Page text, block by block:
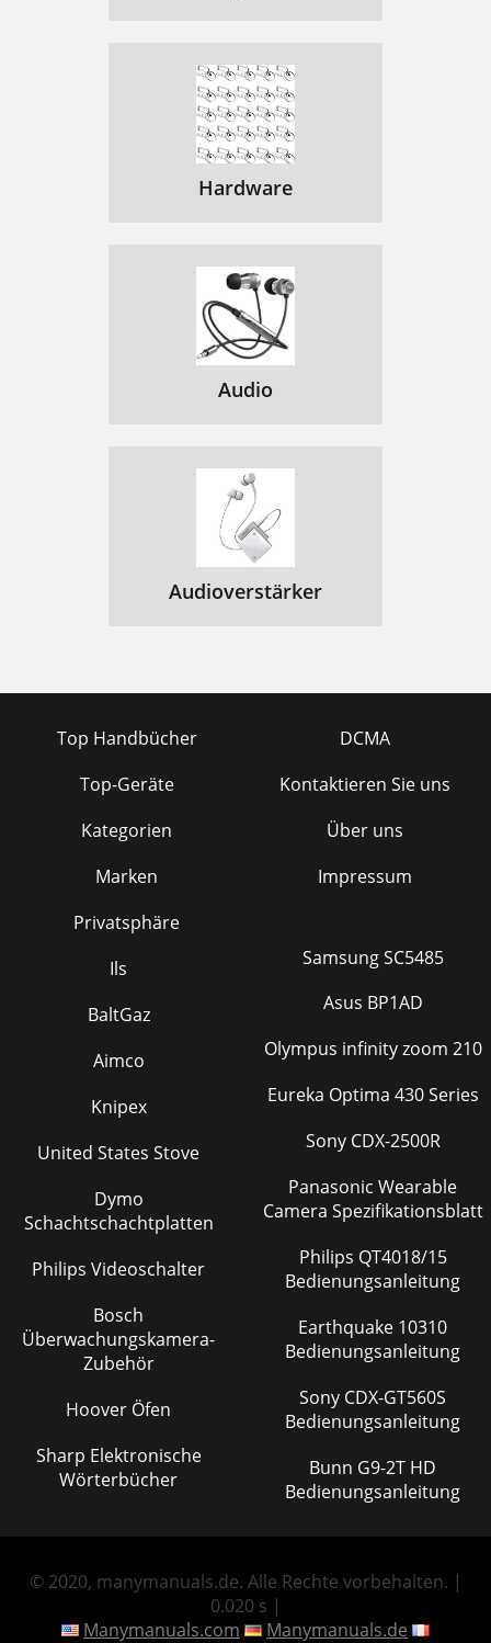
Hardware
Audio
Audioverstärker
Top Handbücher
Top-Geräte
Kategorien
Marken
Privatsphäre
DCMA
Kontaktieren Sie uns
Über uns
Impressum
Ils
BaltGaz
Aimco
Knipex
United States Stove
Dymo
Schachtschachtplatten
Philips Videoschalter
Bosch
Überwachungskamera-
Zubehör
Hoover Öfen
Sharp Elektronische
Wörterbücher
Samsung SC5485
Asus BP1AD
Olympus infinity zoom 210
Eureka Optima 430 Series
Sony CDX-2500R
Panasonic Wearable
Camera Spezifikationsblatt
Philips QT4018/15
Bedienungsanleitung
Earthquake 10310
Bedienungsanleitung
Sony CDX-GT560S
Bedienungsanleitung
Bunn G9-2T HD
Bedienungsanleitung
© 2020, manymanuals.de. Alle Rechte vorbehalten. |
0.020 s |
Manymanuals.com
Manymanuals.de